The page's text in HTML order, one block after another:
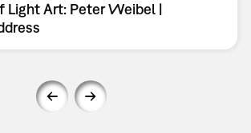
Light Art: Peter Weibel |